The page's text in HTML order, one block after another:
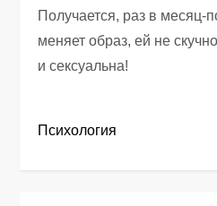
Получается, раз в месяц-
меняет образ, ей не скучно
и сексуальна!
Психология